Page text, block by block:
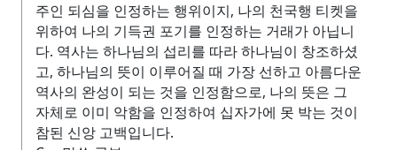
주인 되심을 인정하는 행위이지, 나의 천국행 티켓을
위하여 나의 기득권 포기를 인정하는 거래가 아닙니
다. 역사는 하나님의 섭리를 따라 하나님이 창조하셨
고, 하나님의 뜻이 이루어질 때 가장 선하고 아름다운
역사의 완성이 되는 것을 인정함으로, 나의 뜻은 그
자체로 이미 악함을 인정하여 십자가에 못 박는 것이
참된 신앙 고백입니다.